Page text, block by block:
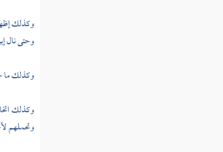
وكذلك
وحتى نال
وكذلك ما
وكذلك
وتحملهم